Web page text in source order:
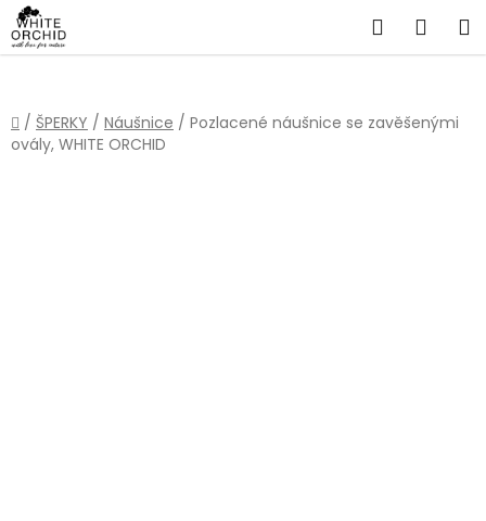
Přejít
na
obsah
Hledat
Domů
/ ŠPERKY / Náušnice / Pozlacené náušnice se zavěšenými
ovály, WHITE ORCHID